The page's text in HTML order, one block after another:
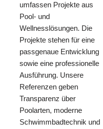
umfassen Projekte aus
Pool- und
Wellnesslösungen. Die
Projekte stehen für eine
passgenaue Entwicklung
sowie eine professionelle
Ausführung. Unsere
Referenzen geben
Transparenz über
Poolarten, moderne
Schwimmbadtechnik und